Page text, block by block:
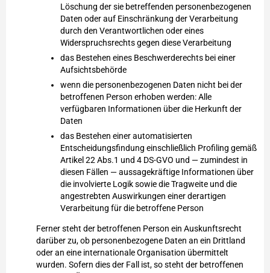
Löschung der sie betreffenden personenbezogenen
Daten oder auf Einschränkung der Verarbeitung
durch den Verantwortlichen oder eines
Widerspruchsrechts gegen diese Verarbeitung
das Bestehen eines Beschwerderechts bei einer
Aufsichtsbehörde
wenn die personenbezogenen Daten nicht bei der
betroffenen Person erhoben werden: Alle
verfügbaren Informationen über die Herkunft der
Daten
das Bestehen einer automatisierten
Entscheidungsfindung einschließlich Profiling gemäß
Artikel 22 Abs.1 und 4 DS-GVO und — zumindest in
diesen Fällen — aussagekräftige Informationen über
die involvierte Logik sowie die Tragweite und die
angestrebten Auswirkungen einer derartigen
Verarbeitung für die betroffene Person
Ferner steht der betroffenen Person ein Auskunftsrecht
darüber zu, ob personenbezogene Daten an ein Drittland
oder an eine internationale Organisation übermittelt
wurden. Sofern dies der Fall ist, so steht der betroffenen